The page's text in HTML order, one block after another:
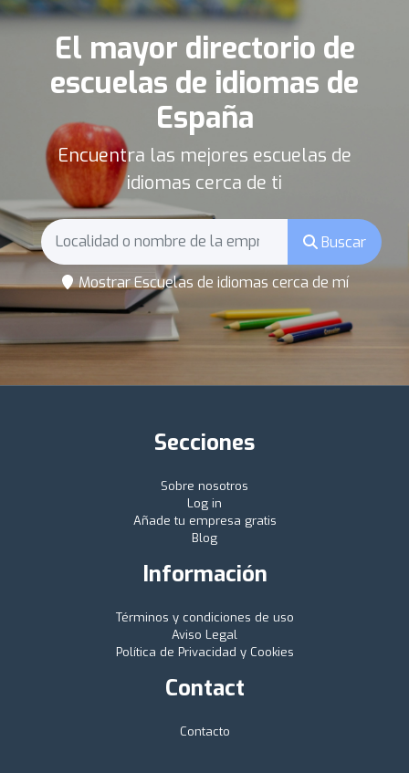
El mayor directorio de
escuelas de idiomas de
España
Encuentra las mejores escuelas de
idiomas cerca de ti
Buscar
Mostrar Escuelas de idiomas cerca de mí
Secciones
Sobre nosotros
Log in
Añade tu empresa gratis
Blog
Información
Términos y condiciones de uso
Aviso Legal
Política de Privacidad y Cookies
Contact
Contacto